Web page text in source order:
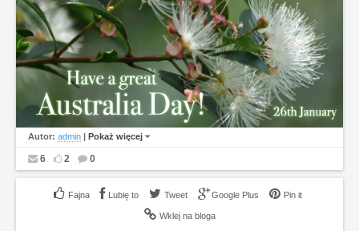
Autor: admin | Pokaż więcej
6 2 0
Lubię to Tweet Google Plus Pin it
Wklej na bloga